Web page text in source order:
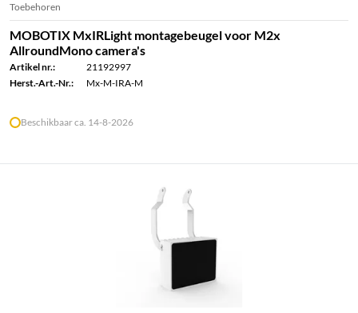
Toebehoren
MOBOTIX MxIRLight montagebeugel voor M2x
AllroundMono camera's
Artikel nr.:
21192997
Herst.-Art.-Nr.:
Mx-M-IRA-M
Beschikbaar ca. 14-8-2026